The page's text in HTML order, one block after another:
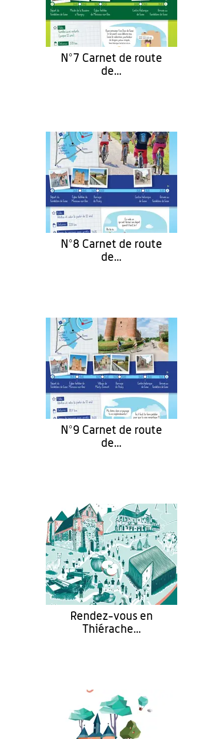
N°7 Carnet de route
de...
N°8 Carnet de route
de...
N°9 Carnet de route
de...
Rendez-vous en
Thiérache...